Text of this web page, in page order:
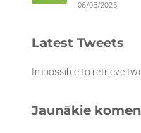
06/05/2025
Latest Tweets
Impossible to retrieve
Jaunākie